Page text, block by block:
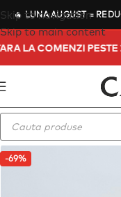
🔥 LUNA AUGUST=
Skip to navigation
Skip to main content
TARA LA COMENZI
-69%